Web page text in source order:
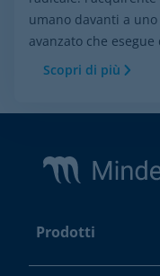
umano davanti a
avanzato che
Scopri di più
Prodotti